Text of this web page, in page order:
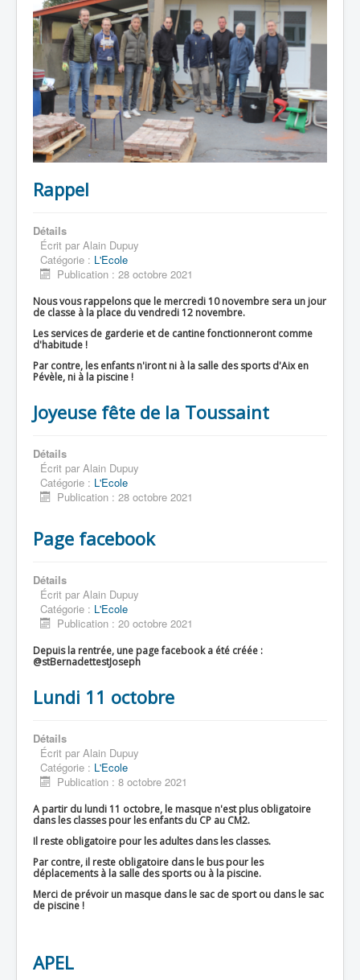
Rappel
Détails
Écrit par Alain Dupuy
Catégorie : L'Ecole
Publication : 28 octobre 2021
Nous vous rappelons que le mercredi 10 novembre sera un jour
de classe à la place du vendredi 12 novembre.
Les services de garderie et de cantine fonctionneront comme
d'habitude !
Par contre, les enfants n'iront ni à la salle des sports d'Aix en
Pévèle, ni à la piscine !
Joyeuse fête de la Toussaint
Détails
Écrit par Alain Dupuy
Catégorie : L'Ecole
Publication : 28 octobre 2021
Page facebook
Détails
Écrit par Alain Dupuy
Catégorie : L'Ecole
Publication : 20 octobre 2021
Depuis la rentrée, une page facebook a été créée :
@stBernadettestJoseph
Lundi 11 octobre
Détails
Écrit par Alain Dupuy
Catégorie : L'Ecole
Publication : 8 octobre 2021
A partir du lundi 11 octobre, le masque n'est plus obligatoire
dans les classes pour les enfants du CP au CM2.
Il reste obligatoire pour les adultes dans les classes.
Par contre, il reste obligatoire dans le bus pour les
déplacements à la salle des sports ou à la piscine.
Merci de prévoir un masque dans le sac de sport ou dans le sac
de piscine !
APEL